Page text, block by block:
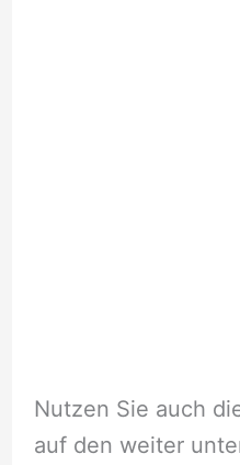
Nutzen Sie auch
auf den weiter